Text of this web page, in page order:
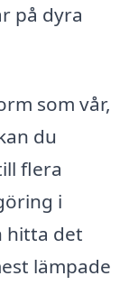
på dyra
som vår,
du
flera
i
hitta det
lämpade